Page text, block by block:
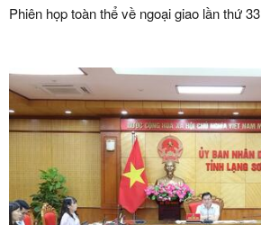
Phiên họp toàn thể về ngoại giao lần thứ 33